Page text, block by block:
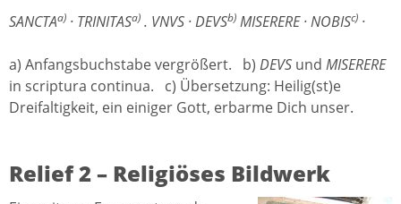
SANCTAa) · TRINITASa) . VNVS · DEVSb) MISERERE · NOBISc) ·
a) Anfangsbuchstabe vergrößert. b) DEVS und MISERERE
in scriptura continua. c) Übersetzung: Heilig(st)e
Dreifaltigkeit, ein einiger Gott, erbarme Dich unser.
Relief 2 – Religiöses Bildwerk